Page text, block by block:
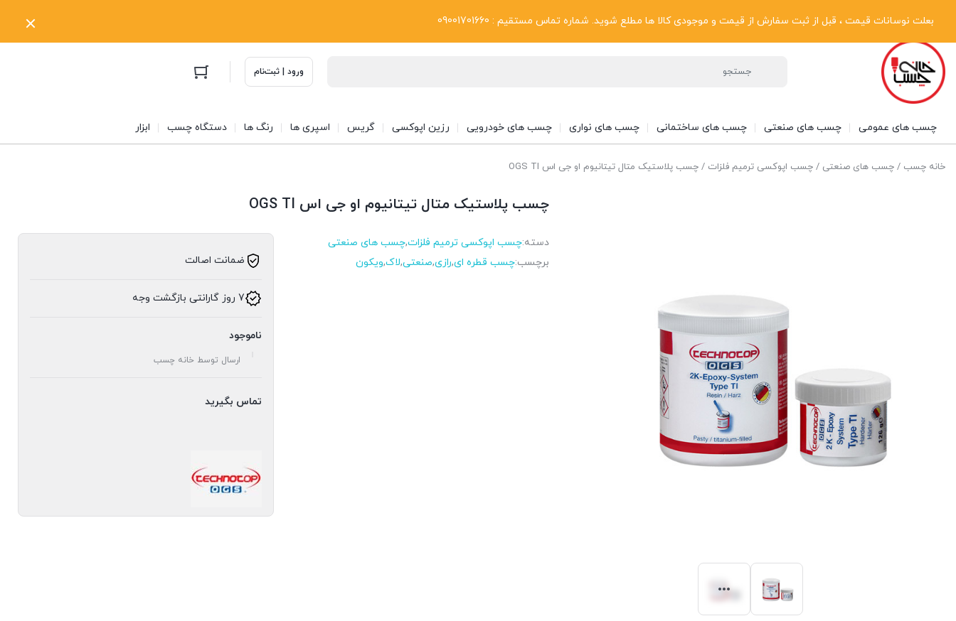
بعلت نوسانات قیمت ، قبل از ثبت سفارش از قیمت و موجودی کالا ها مطلع شوید. شماره تماس مستقیم : 09001701660
پیگیری سفارشات دریافت فاکتور رسمی تماس با ما درباره ما بلاگ
ورود | ثبت‌نام
چسب های عمومی چسب های صنعتی چسب های ساختمانی چسب های نواری چسب های خودرویی رزین اپوکسی گریس اسپری ها رنگ ها دستگاه چسب ابزار
خانه چسب / چسب های صنعتی / چسب اپوکسی ترمیم فلزات / چسب پلاستیک متال تیتانیوم او جی اس OGS TI
چسب پلاستیک متال تیتانیوم او جی اس OGS TI
دسته:چسب اپوکسی ترمیم فلزات,چسب های صنعتی
برچسب:چسب قطره ای,رازی,صنعتی,لاک,ویکون ضمانت اصالت
7 روز گارانتی بازگشت وجه
ناموجود
ارسال توسط خانه چسب
تماس بگیرید